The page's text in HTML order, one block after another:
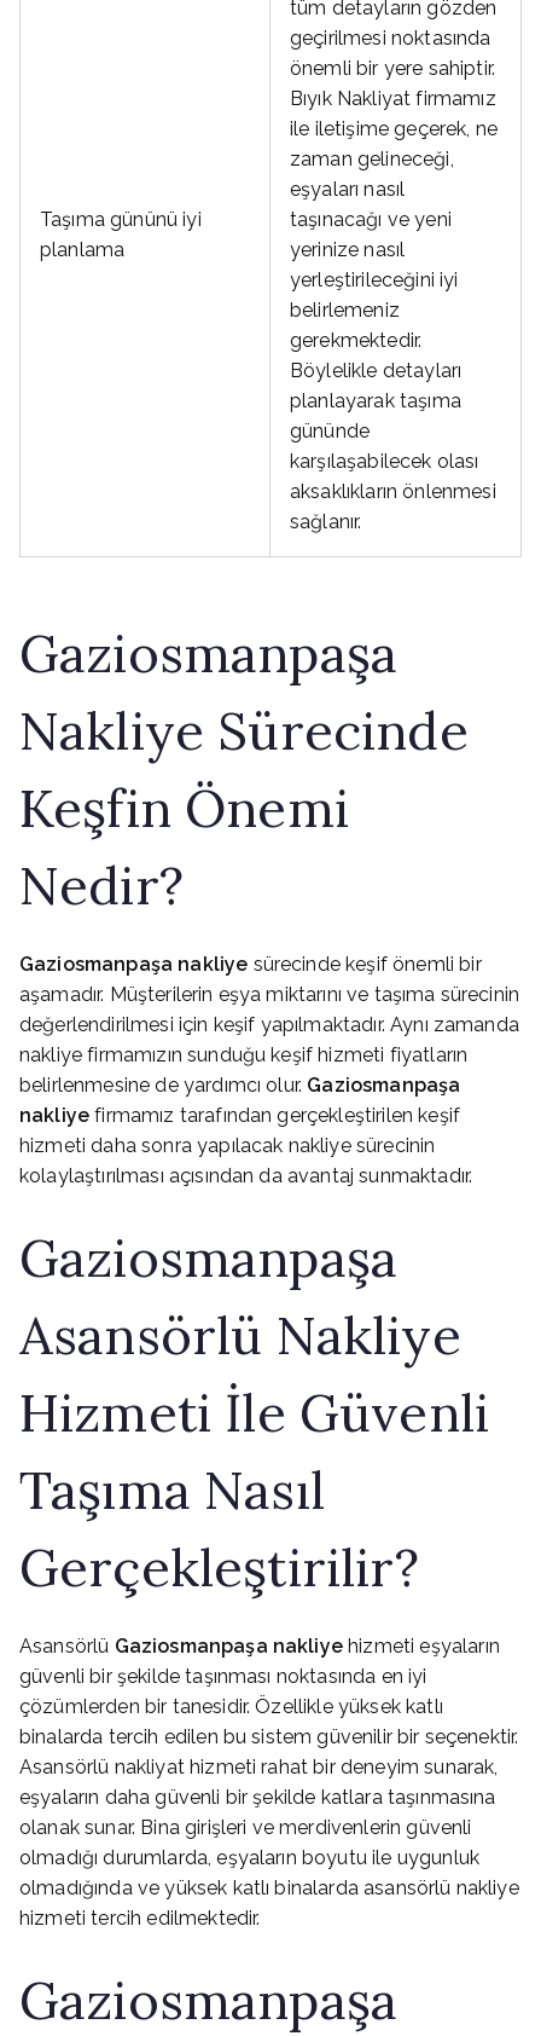
Taşıma gününü iyi
planlama
tüm detayların gözden
geçirilmesi noktasında
önemli bir yere sahiptir.
Bıyık Nakliyat firmamız
ile iletişime geçerek, ne
zaman gelineceği,
eşyaları nasıl
taşınacağı ve yeni
yerinize nasıl
yerleştirileceğini iyi
belirlemeniz
gerekmektedir.
Böylelikle detayları
planlayarak taşıma
gününde
karşılaşabilecek olası
aksaklıkların önlenmesi
sağlanır.
Gaziosmanpaşa
Nakliye Sürecinde
Keşfin Önemi
Nedir?
Gaziosmanpaşa nakliye sürecinde keşif önemli bir
aşamadır. Müşterilerin eşya miktarını ve taşıma sürecinin
değerlendirilmesi için keşif yapılmaktadır. Aynı zamanda
nakliye firmamızın sunduğu keşif hizmeti fiyatların
belirlenmesine de yardımcı olur. Gaziosmanpaşa
nakliye firmamız tarafından gerçekleştirilen keşif
hizmeti daha sonra yapılacak nakliye sürecinin
kolaylaştırılması açısından da avantaj sunmaktadır.
Gaziosmanpaşa
Asansörlü Nakliye
Hizmeti İle Güvenli
Taşıma Nasıl
Gerçekleştirilir?
Asansörlü Gaziosmanpaşa nakliye hizmeti eşyaların
güvenli bir şekilde taşınması noktasında en iyi
çözümlerden bir tanesidir. Özellikle yüksek katlı
binalarda tercih edilen bu sistem güvenilir bir seçenektir.
Asansörlü nakliyat hizmeti rahat bir deneyim sunarak,
eşyaların daha güvenli bir şekilde katlara taşınmasına
olanak sunar. Bina girişleri ve merdivenlerin güvenli
olmadığı durumlarda, eşyaların boyutu ile uygunluk
olmadığında ve yüksek katlı binalarda asansörlü nakliye
hizmeti tercih edilmektedir.
Gaziosmanpaşa